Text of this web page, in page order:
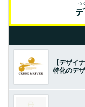
【デザイ
特化のデ